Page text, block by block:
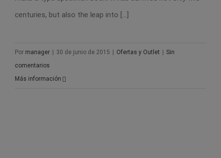
centuries, but also the leap into [...]
Por manager 30 de junio de 2015 Ofertas y Outlet
Sin
comentarios
Más información